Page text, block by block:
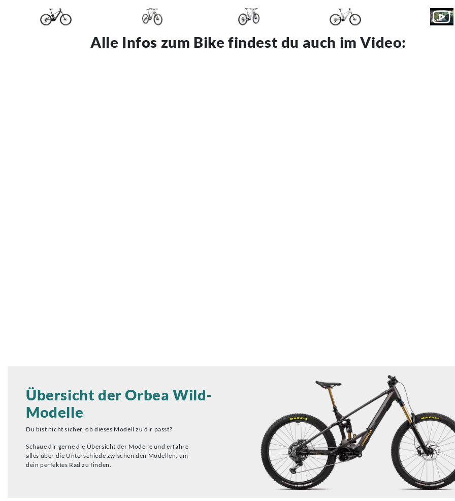
Alle Infos zum Bike findest du auch im Video:
Übersicht der Orbea Wild-
Modelle
Du bist nicht sicher, ob dieses Modell zu dir passt?
Schaue dir gerne die Übersicht der Modelle und erfahre
alles über die Unterschiede zwischen den Modellen, um
dein perfektes Rad zu finden.